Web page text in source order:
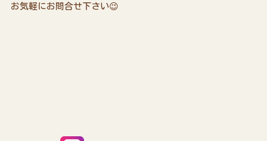
お気軽にお問合せ下さい😉